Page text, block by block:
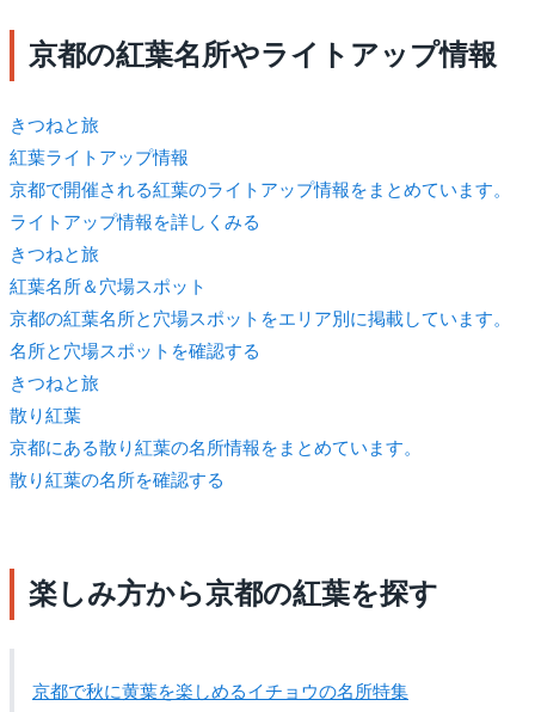
京都の紅葉名所やライトアップ情報
きつねと旅
紅葉ライトアップ情報
京都で開催される紅葉のライトアップ情報をまとめています。
ライトアップ情報を詳しくみる
きつねと旅
紅葉名所＆穴場スポット
京都の紅葉名所と穴場スポットをエリア別に掲載しています。
名所と穴場スポットを確認する
きつねと旅
散り紅葉
京都にある散り紅葉の名所情報をまとめています。
散り紅葉の名所を確認する
楽しみ方から京都の紅葉を探す
京都で秋に黄葉を楽しめるイチョウの名所特集